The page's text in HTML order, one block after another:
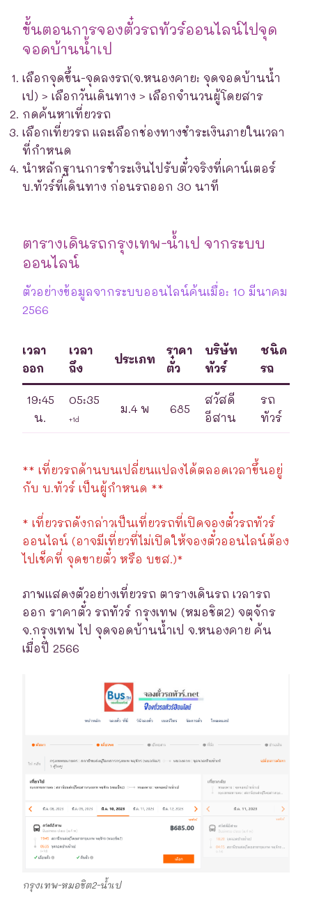
ขั้นตอนการจองตั๋วรถทัวร์ออนไลน์ไปจุด
จอดบ้านน้ำเป
เลือกจุดขึ้น-จุดลงรถ(จ.หนองคาย: จุดจอดบ้านน้ำ
เป) > เลือกวันเดินทาง > เลือกจำนวนผู้โดยสาร
กดค้นหาเที่ยวรถ
เลือกเที่ยวรถ และเลือกช่องทางชำระเงินภายในเวลา
ที่กำหนด
นำหลักฐานการชำระเงินไปรับตั๋วจริงที่เคาน์เตอร์
บ.ทัวร์ที่เดินทาง ก่อนรถออก 30 นาที
ตารางเดินรถกรุงเทพ-น้ำเป จากระบบ
ออนไลน์
ตัวอย่างข้อมูลจากระบบออนไลน์ค้นเมื่อ: 10 มีนาคม
2566
เวลา
ออก
เวลา
ถึง
ประเภท
ราคา
ตั๋ว
บริษัท
ทัวร์
ชนิด
รถ
19:45
น.
05:35
+1d
ม.4 พ 685
สวัสดี
อีสาน
รถ
ทัวร์
** เที่ยวรถด้านบนเปลี่ยนแปลงได้ตลอดเวลาขึ้นอยู่
กับ บ.ทัวร์ เป็นผู้กำหนด **
* เที่ยวรถดังกล่าวเป็นเที่ยวรถที่เปิดจองตั๋วรถทัวร์
ออนไลน์ (อาจมีเที่ยวที่ไม่เปิดให้จองตั๋วออนไลน์ต้อง
ไปเช็คที่ จุดขายตั๋ว หรือ บขส.)*
ภาพแสดงตัวอย่างเที่ยวรถ ตารางเดินรถ เวลารถ
ออก ราคาตั๋ว รถทัวร์ กรุงเทพ (หมอชิต2) จตุจักร
จ.กรุงเทพ ไป จุดจอดบ้านน้ำเป จ.หนองคาย ค้น
เมื่อปี 2566
กรุงเทพ-หมอชิต2-น้ำเป